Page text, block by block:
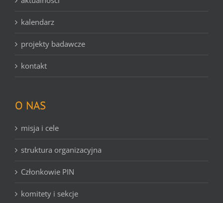
kalendarz
projekty badawcze
kontakt
O NAS
misja i cele
struktura organizacyjna
Członkowie PIN
komitety i sekcje